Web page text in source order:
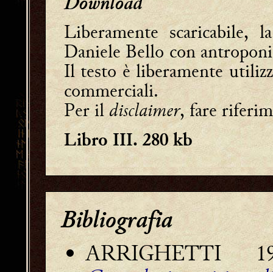
Liberamente scaricabile,
Daniele Bello con
Il testo è liberamente
commerciali.
Per ildisclaimer, fare
Libro III. 280 kb
Bibliografia
ARRIGHETTI